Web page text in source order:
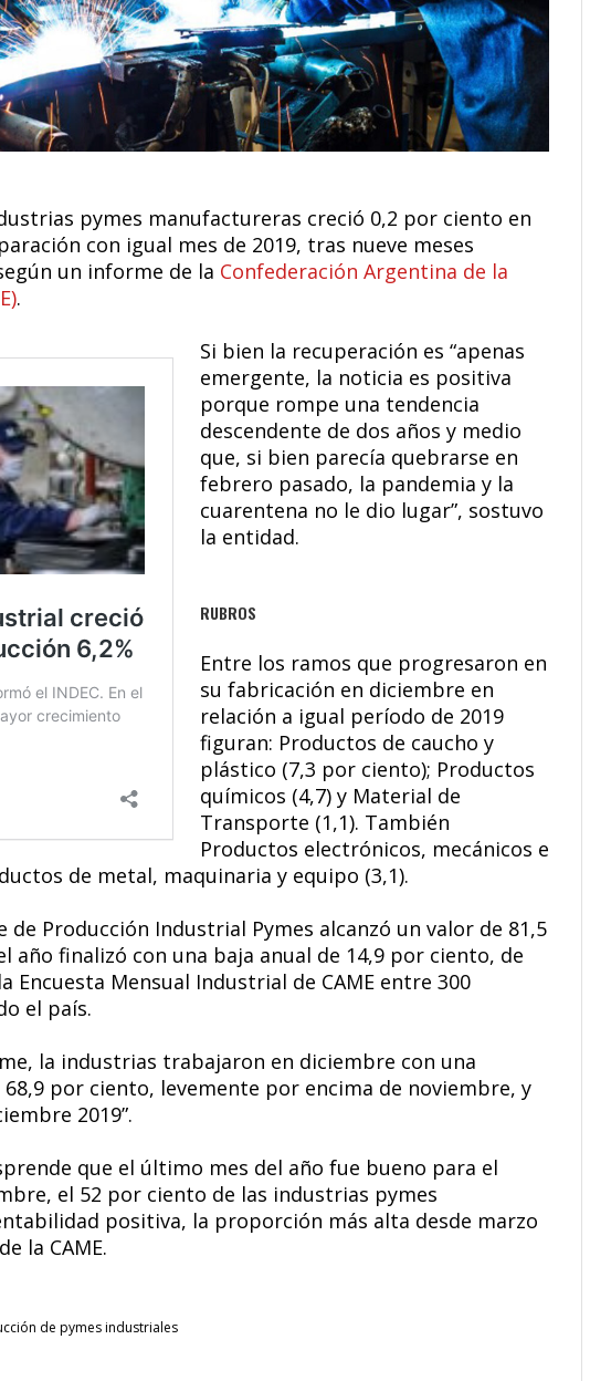
pymes manufactureras creció 0,2 por ciento en
con igual mes de 2019, tras nueve meses
un informe de la Confederación Argentina de la
.
Si bien la recuperación es “apenas
emergente, la noticia es positiva
porque rompe una tendencia
descendente de dos años y medio
que, si bien parecía quebrarse en
febrero pasado, la pandemia y la
cuarentena no le dio lugar”, sostuvo
la entidad.
RUBROS
Entre los ramos que progresaron en
su fabricación en diciembre en
relación a igual período de 2019
figuran: Productos de caucho y
plástico (7,3 por ciento); Productos
químicos (4,7) y Material de
Transporte (1,1). También
Productos electrónicos, mecánicos e
de metal, maquinaria y equipo (3,1).
de Producción Industrial Pymes alcanzó un valor de 81,5
año finalizó con una baja anual de 14,9 por ciento, de
Encuesta Mensual Industrial de CAME entre 300
el país.
la industrias trabajaron en diciembre con una
68,9 por ciento, levemente por encima de noviembre, y
2019”.
que el último mes del año fue bueno para el
el 52 por ciento de las industrias pymes
positiva, la proporción más alta desde marzo
la CAME.
de pymes industriales